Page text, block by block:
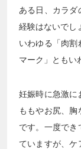
ある日、カラダ
経験はないでし
いわゆる「肉割
マーク」ともい
妊娠時に急激に
ももやお尻、
です。一度でき
ていますが、ケ